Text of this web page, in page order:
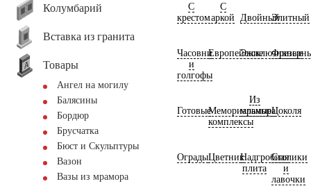
Колумбарий
Вставка из гранита
Товары
Ангел на могилу
Балясины
Бордюр
Брусчатка
Бюст и Скульптуры
Вазон
Вазы из мрамора
С
крестом
С
аркой
ДвойныйЭлитный
Часовни
и
голгофы
ЕвропейскиеЭксклюзивные
ГотовыеМемориальные
комплексы
Из
мрамораЦоколя
ОградыЦветникНадгробная
плита
Столики
и
лавочки